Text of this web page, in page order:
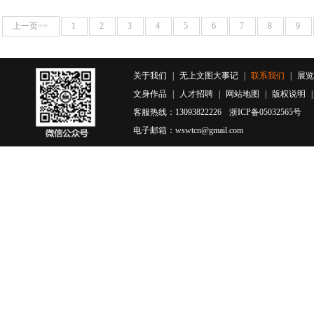
上一页>> 1 2 3 4 5 6 7 8 9
关于我们 无上文图大事记 联系我们
展
文身作品
人才招聘 网站地图 版权说明
客服热线：13093822226
浙ICP备05032565号
电子邮箱：wswtcn@gmail.com